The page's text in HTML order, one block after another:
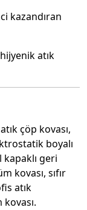
kazandıran
atık
çöp kovası,
boyalı
geri
kovası, sıfır
atık